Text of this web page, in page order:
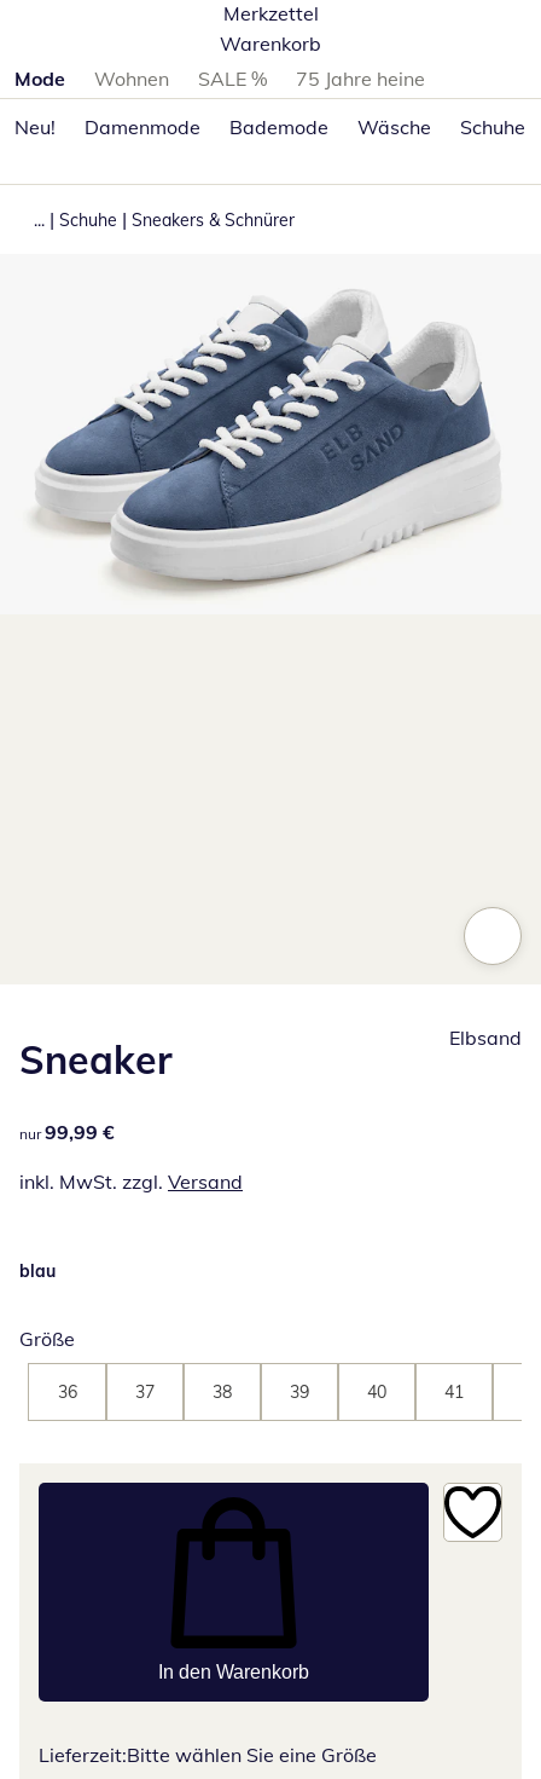
Merkzettel
Warenkorb
Produktkategorien überspringen
Mode Wohnen SALE %
75 Jahre heine
Neu!
Damenmode Bademode Wäsche Schuhe
... | Schuhe | Sneakers & Schnürer
Sneaker
99,99 €
nur 99,99 €
inkl. MwSt. zzgl. Versand
Elbsand
blau
Größe
36 37 38 39 40 41
In den Warenkorb
Lieferzeit:Bitte wählen Sie eine Größe